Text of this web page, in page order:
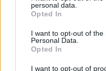
personal data.
Opted In
I want to opt-out of the
Personal Data.
Opted In
I want to opt-out of